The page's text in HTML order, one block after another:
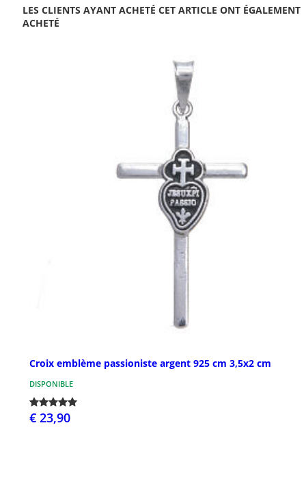
LES CLIENTS AYANT ACHETÉ CET ARTICLE ONT ÉGALEMENT
ACHETÉ
Croix emblème passioniste argent 925 cm 3,5x2 cm
DISPONIBLE
€ 23,90